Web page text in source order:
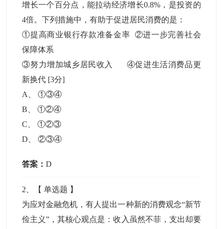
增长一个百分点，能拉动经济增长0.8%，是投资的
4倍。下列措施中，有助于促进居民消费的是：
①提高商业银行存款准备金率 ②进一步完善社会
保障体系
③努力增加城乡居民收入 ④促进生活消费品更
新换代 [3分]
A
、①③④
B 、①②④
C 、①②③
D 、②③④
答案：D
2 、【单选题 】
为应对金融危机，有人提出一种新的消费观念“新节
俭主义”，其核心观点是：收入虽然不菲，支出却要